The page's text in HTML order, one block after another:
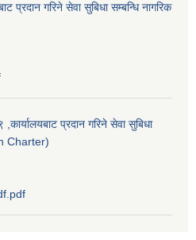
प्रदान गरिने सेवा सुबिधा सम्बन्धि नागरिक
,कार्यालयबाट प्रदान गरिने सेवा सुबिधा
Charter)